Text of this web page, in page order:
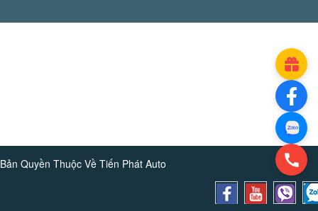
Bản Quyền Thuộc Về Tiến Phát Auto